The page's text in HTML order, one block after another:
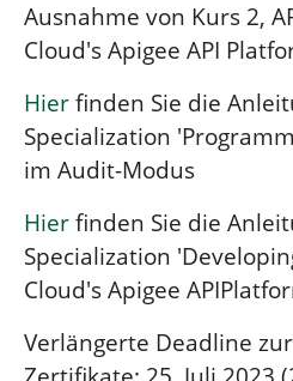
Ausnahme von Kurs 2,
Cloud's Apigee API
Hierfinden Sie die
Specialization
im Audit-Modus
Hierfinden Sie die
Specialization
Cloud's Apigee
Verlängerte Deadline